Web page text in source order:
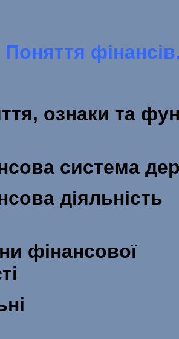
Поняття
ознаки та
діяльність
фінансової